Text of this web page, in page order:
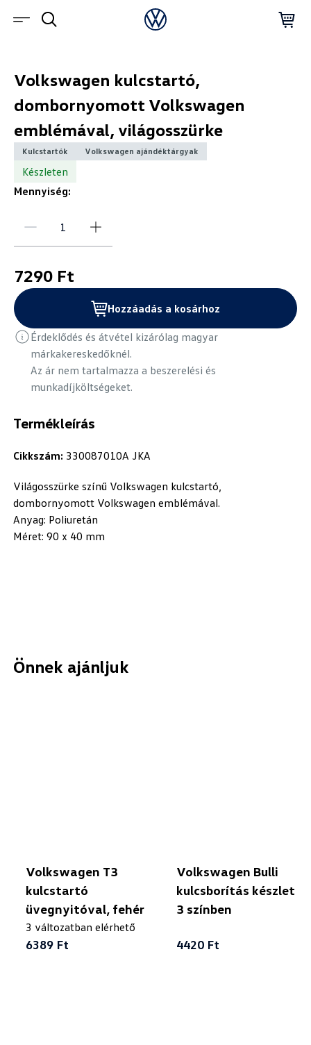
Termékleírás
Cikkszám: 330087010A JKA
Világosszürke színű Volkswagen kulcstartó,
dombornyomott Volkswagen emblémával.
Anyag: Poliuretán
Méret: 90 x 40 mm
Volkswagen kulcstartó,
dombornyomott Volkswagen
emblémával, világosszürke
Kulcstartók Volkswagen ajándéktárgyak
Készleten
Mennyiség:
7290 Ft
Hozzáadás a kosárhoz
Érdeklődés és átvétel kizárólag magyar
márkakereskedőknél.
Az ár nem tartalmazza a beszerelési és
munkadíjköltségeket.
Önnek ajánljuk
Volkswagen T3
kulcstartó
üvegnyitóval, fehér
3 változatban elérhető
6389 Ft
Volkswagen Bulli
kulcsborítás készlet
3 színben
4420 Ft